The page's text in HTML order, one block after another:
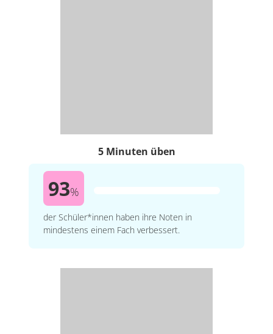
5 Minuten üben
93%
der Schüler*innen haben ihre Noten in
mindestens einem Fach verbessert.